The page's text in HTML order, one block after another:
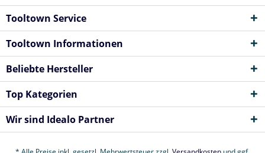
Tooltown Service
Tooltown Informationen
Beliebte Hersteller
Top Kategorien
Wir sind Idealo Partner